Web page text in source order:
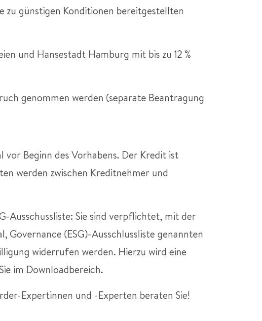
zu günstigen Konditionen bereitgestellten
und Hansestadt Hamburg mit bis zu 12 %
genommen werden (separate Beantragung
Beginn des Vorhabens. Der Kredit ist
werden zwischen Kreditnehmer und
Ausschussliste: Sie sind verpflichtet, mit der
(ESG)-Ausschlussliste genannten
widerrufen werden. Hierzu wird eine
im Downloadbereich.
Expertinnen und -Experten beraten Sie!